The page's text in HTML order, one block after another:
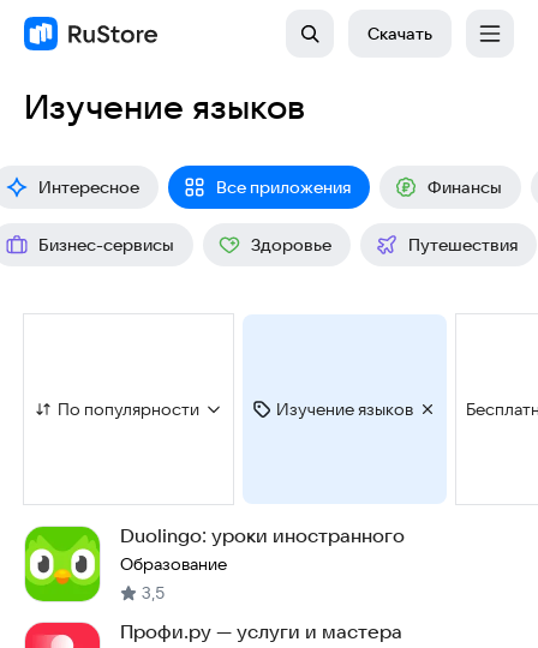
Скачать
Изучение языков
Интересное Все приложения Финансы
Бизнес-сервисы Здоровье Путешествия
По популярности Изучение языков
Duolingo: уроки иностранного
Образование
3,5
Профи.ру — услуги и мастера